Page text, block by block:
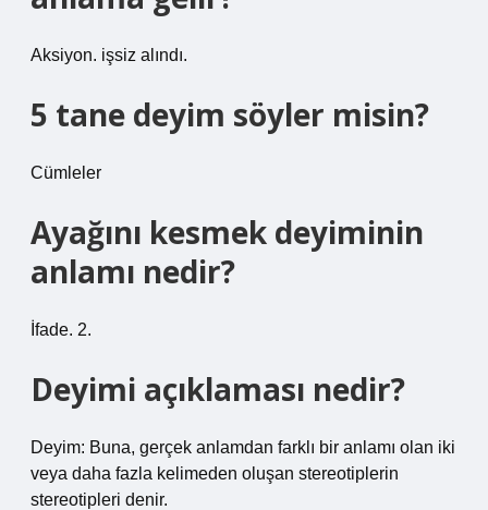
Aksiyon. işsiz alındı.
5 tane deyim söyler misin?
Cümleler
Ayağını kesmek deyiminin
anlamı nedir?
İfade. 2.
Deyimi açıklaması nedir?
Deyim: Buna, gerçek anlamdan farklı bir anlamı olan iki
veya daha fazla kelimeden oluşan stereotiplerin
stereotipleri denir.